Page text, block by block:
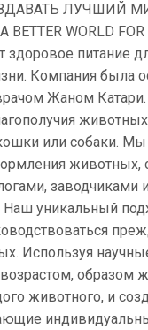
ЛУЧШИЙ
WORLD FOR
здоровое питание
Компания была
Жаном
или собаки.
животных,
заводчиками
уникальный
Используя
образом
животного, и